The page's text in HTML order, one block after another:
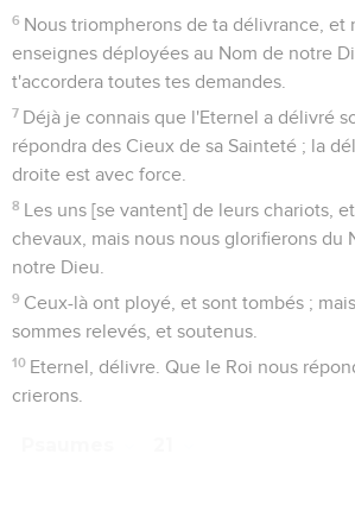
6 Nous triompherons de ta délivrance, et
enseignes déployées au Nom de notre
t'accordera toutes tes demandes.
7 Déjà je connais que l'Eternel a délivré
répondra des Cieux de sa Sainteté ; la
droite est avec force.
8 Les uns [se vantent] de leurs chariots,
chevaux, mais nous nous glorifierons du
notre Dieu.
9 Ceux-là ont ployé, et sont tombés ;
sommes relevés, et soutenus.
10 Eternel, délivre. Que le Roi nous
crierons.